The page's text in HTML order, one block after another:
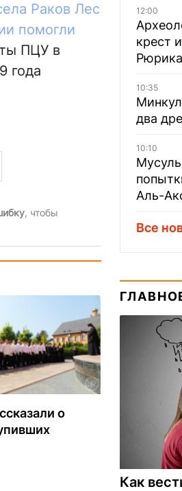
Раков Лес
помогли
ПЦУ в
года
, чтобы
о
12:00
крест
Рюрика
10:35
два
10:10
Аль-
Все
Как